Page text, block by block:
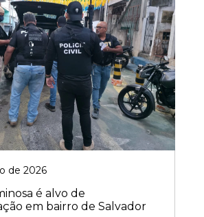
de 2026
é alvo de
em bairro de Salvador